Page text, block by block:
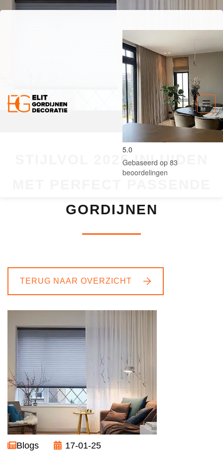
5.0
Gebaseerd op 83
beoordelingen
STIJLVOL 2025 INLUIDEN
GORDIJNEN
TERUG NAAR OVERZICHT
Blogs 17-01-25